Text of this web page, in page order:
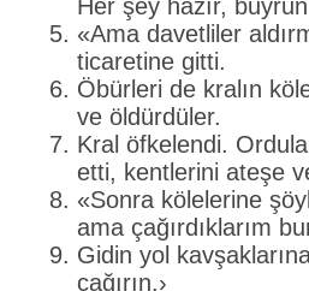
Her şey hazır,
«Ama davetliler
ticaretine gitti.
Öbürleri de kralın
ve öldürdüler.
Kral öfkelendi.
etti, kentlerini ateşe
«Sonra kölelerine
ama çağırdıklarım
Gidin yol
çağırın.›